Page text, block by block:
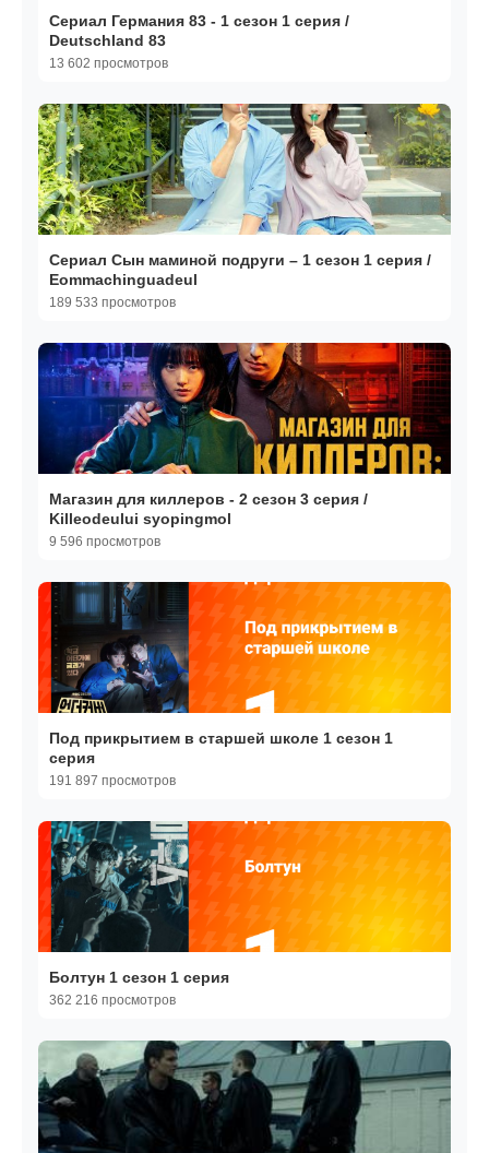
Сериал Германия 83 - 1 сезон 1 серия /
Deutschland 83
13 602 просмотров
Сериал Сын маминой подруги – 1 сезон 1 серия /
Eommachinguadeul
189 533 просмотров
Магазин для киллеров - 2 сезон 3 серия /
Killeodeului syopingmol
9 596 просмотров
Под прикрытием в старшей школе 1 сезон 1
серия
191 897 просмотров
Болтун 1 сезон 1 серия
362 216 просмотров